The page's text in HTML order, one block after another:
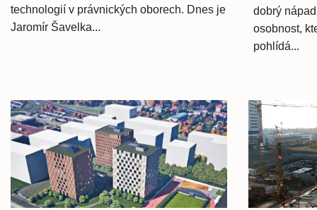
technologií v právnických oborech. Dnes je
Jaromír Šavelka...
dobrý
osobnost,
pohlídá...
Hlavní
novinky